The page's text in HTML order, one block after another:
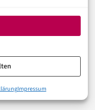
Impressum